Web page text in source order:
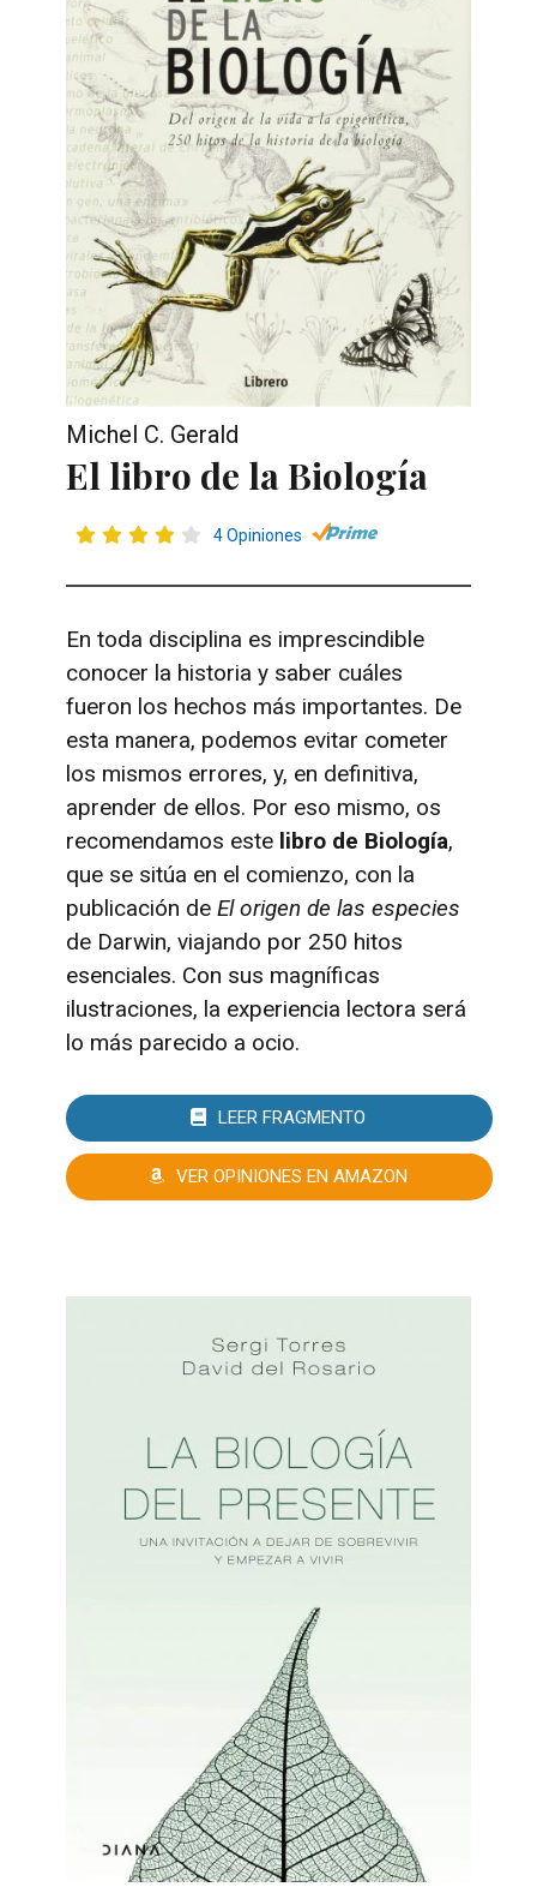
Michel C. Gerald
El libro de la Biología
4 Opiniones
En toda disciplina es imprescindible
conocer la historia y saber cuáles
fueron los hechos más importantes. De
esta manera, podemos evitar cometer
los mismos errores, y, en definitiva,
aprender de ellos. Por eso mismo, os
recomendamos este libro de Biología,
que se sitúa en el comienzo, con la
publicación de El origen de las especies
de Darwin, viajando por 250 hitos
esenciales. Con sus magníficas
ilustraciones, la experiencia lectora será
lo más parecido a ocio.
LEER FRAGMENTO
VER OPINIONES EN AMAZON